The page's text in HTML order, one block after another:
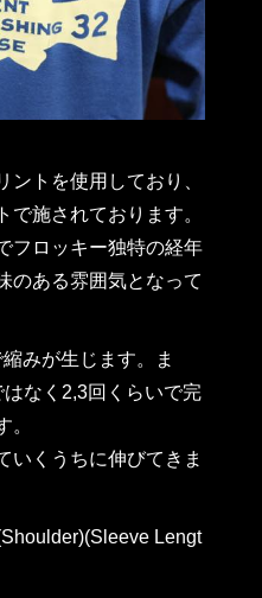
ントを使用しており、
施されております。
フロッキー独特の経年
のある雰囲気となって
みが生じます。ま
なく2,3回くらいで完
。
いくうちに伸びてきま
Lengt